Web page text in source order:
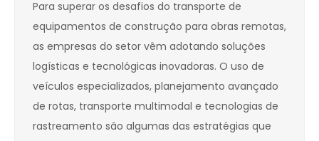
Para superar os desafios do transporte de
equipamentos de construção para obras remotas,
as empresas do setor vêm adotando soluções
logísticas e tecnológicas inovadoras. O uso de
veículos especializados, planejamento avançado
de rotas, transporte multimodal e tecnologias de
rastreamento são algumas das estratégias que